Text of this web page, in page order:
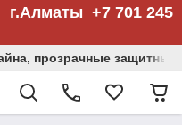
г.Алматы +7 701 245
прозрачные защитные